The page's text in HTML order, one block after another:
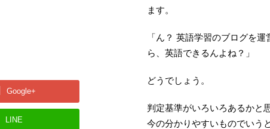
Google+
LINE
ます。
「ん？ 英語学習のブログを運
ら、英語できるんよね？」
どうでしょう。
判定基準がいろいろあるかと
今の分かりやすいものでいう